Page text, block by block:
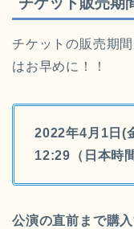
チケットの販売期
はお早めに！！
2022年4月1日(
12:29（日本時
公演の直前まで購